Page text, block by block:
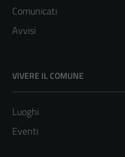
Comunicati
Avvisi
VIVERE IL COMUNE
Luoghi
Eventi